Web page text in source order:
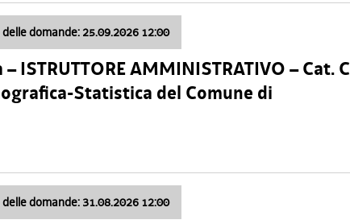
domande: 25.09.2026 12:00
ISTRUTTORE AMMINISTRATIVO – Cat. C
Statistica del Comune di
domande: 31.08.2026 12:00